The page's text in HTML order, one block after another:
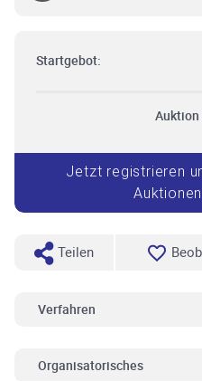
Startgebot:
Jetzt registrieren
Teilen
Verfahren
Organisatorisches